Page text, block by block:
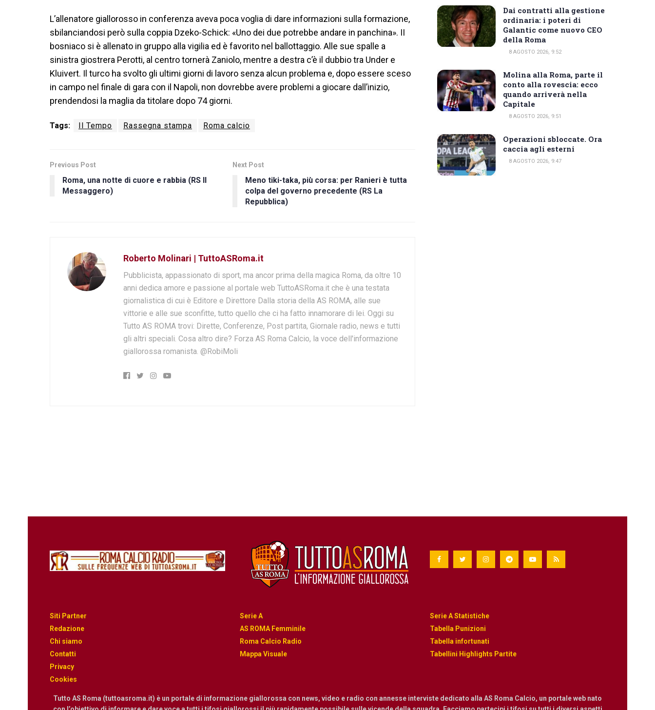
L’allenatore giallorosso in conferenza aveva poca voglia di dare informazioni sulla formazione,
sbilanciandosi però sulla coppia Dzeko-Schick: «Uno dei due potrebbe andare in panchina». II
bosniaco si è allenato in gruppo alla vigilia ed è favorito nel ballottaggio. Alle sue spalle a
sinistra giostrera Perotti, al centro tornerà Zaniolo, mentre a destra c’è il dubbio tra Under e
Kluivert. Il turco ha svolto gli ultimi giorni di lavoro senza alcun problema e, dopo essere sceso
in campo nel finale di gara con il Napoli, non dovrebbe avere problemi a giocare dall’inizio,
prendendosi la maglia da titolare dopo 74 giorni.
Tags: Il Tempo Rassegna stampa Roma calcio
Previous Post
Roma, una notte di cuore e rabbia (RS Il
Messaggero)
Next Post
Meno tiki-taka, più corsa: per Ranieri è tutta
colpa del governo precedente (RS La
Repubblica)
Roberto Molinari | TuttoASRoma.it
Pubblicista, appassionato di sport, ma ancor prima della magica Roma, da oltre 10
anni dedica amore e passione al portale web TuttoASRoma.it che è una testata
giornalistica di cui è Editore e Direttore Dalla storia della AS ROMA, alle sue
vittorie e alle sue sconfitte, tutto quello che ci ha fatto innamorare di lei. Oggi su
Tutto AS ROMA trovi: Dirette, Conferenze, Post partita, Giornale radio, news e tutti
gli altri speciali. Cosa altro dire? Forza AS Roma Calcio, la voce dell'informazione
giallorossa romanista. @RobiMoli
Dai contratti alla gestione
ordinaria: i poteri di
Galantic come nuovo CEO
della Roma
8 AGOSTO 2026, 9:52
Molina alla Roma, parte il
conto alla rovescia: ecco
quando arriverà nella
Capitale
8 AGOSTO 2026, 9:51
Operazioni sbloccate. Ora
caccia agli esterni
8 AGOSTO 2026, 9:47
Siti Partner
Redazione
Chi siamo
Contatti
Privacy
Cookies
Serie A
AS ROMA Femminile
Roma Calcio Radio
Mappa Visuale
Serie A Statistiche
Tabella Punizioni
Tabella infortunati
Tabellini Highlights Partite
Tutto AS Roma (tuttoasroma.it) è un portale di informazione giallorossa con news, video e radio con annesse interviste dedicato alla AS Roma Calcio, un portale web nato